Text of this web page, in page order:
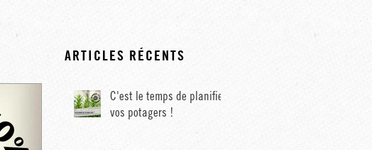
ARTICLES RÉCENTS
C'est le temps de planifier
vos potagers !